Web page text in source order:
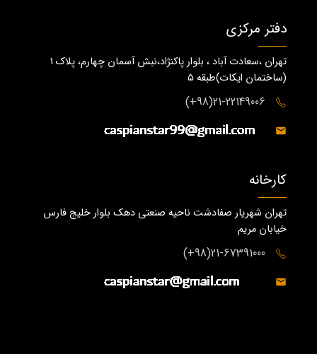
دفتر مرکزی
تهران ،سعادت آباد ، بلوار پاکنژاد،نبش آسمان چهارم، پلاک 1
(ساختمان ايكات)طبقه ٥
21-22149006(98+)
کارخانه
تهران شهریار صفادشت ناحیه صنعتی دهک بلوار خلیج فارس
خیابان مریم
21-67391000(98+)